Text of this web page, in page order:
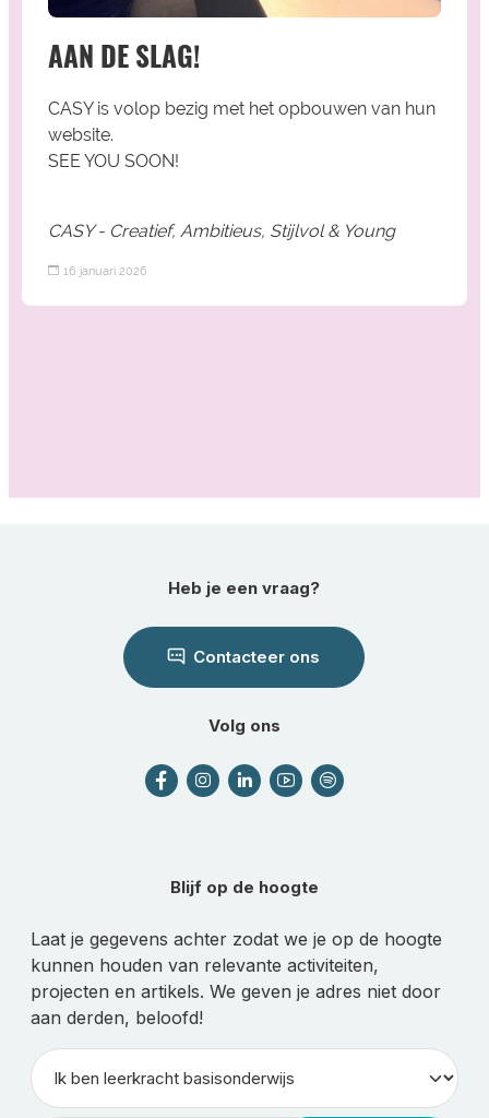
AAN DE SLAG!
CASY is volop bezig met het opbouwen van hun
website.
SEE YOU SOON!
CASY - Creatief, Ambitieus, Stijlvol & Young
16 januari 2026
Heb je een vraag?
Contacteer ons
Volg ons
Blijf op de hoogte
Laat je gegevens achter zodat we je op de hoogte
kunnen houden van relevante activiteiten,
projecten en artikels. We geven je adres niet door
aan derden, beloofd!